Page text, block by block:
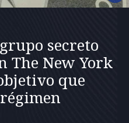
secreto
The New York
que